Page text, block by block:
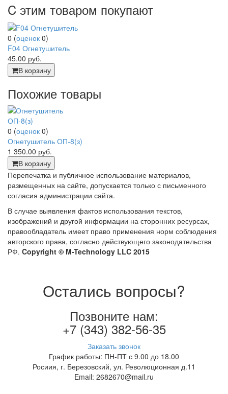
C этим товаром покупают
0 (оценок 0)
F04 Огнетушитель
45.00 руб.
В корзину
Похожие товары
0 (оценок 0)
Огнетушитель ОП-8(з)
1 350.00 руб.
В корзину
Перепечатка и публичное использование материалов,
размещенных на сайте, допускается только с письменного
согласия администрации сайта.
В случае выявления фактов использования текстов,
изображений и другой информации на сторонних ресурсах,
правообладатель имеет право применения норм соблюдения
авторского права, согласно действующего законодательства
РФ. Copyright © M-Technology LLC 2015
Остались вопросы?
Позвоните нам:
+7 (343) 382-56-35
Заказать звонок
График работы: ПН-ПТ с 9.00 до 18.00
Росиия, г. Березовский, ул. Революционная д.11
Email: 2682670@mail.ru